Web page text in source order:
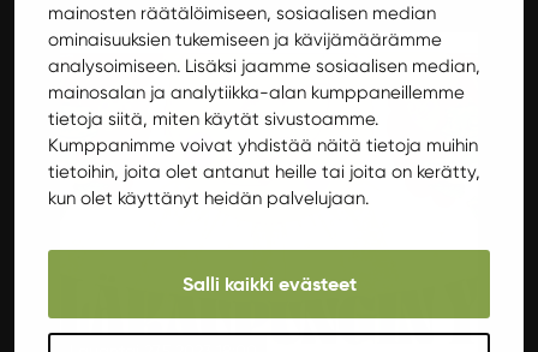
mainosten räätälöimiseen, sosiaalisen median
ominaisuuksien tukemiseen ja kävijämäärämme
analysoimiseen. Lisäksi jaamme sosiaalisen median,
mainosalan ja analytiikka-alan kumppaneillemme
tietoja siitä, miten käytät sivustoamme.
Kumppanimme voivat yhdistää näitä tietoja muihin
tietoihin, joita olet antanut heille tai joita on kerätty,
kun olet käyttänyt heidän palvelujaan.
Salli kaikki evästeet
Keikat